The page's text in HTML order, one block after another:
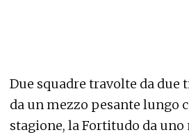
Due squadre travolte da due
da un mezzo pesante lungo
stagione, la Fortitudo da uno